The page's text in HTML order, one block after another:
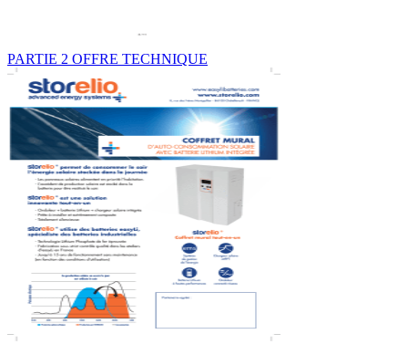
PARTIE 2 OFFRE TECHNIQUE